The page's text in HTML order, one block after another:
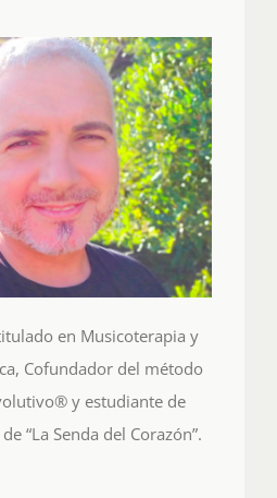
en Musicoterapia y
Cofundador del método
y estudiante de
“La Senda del Corazón”.